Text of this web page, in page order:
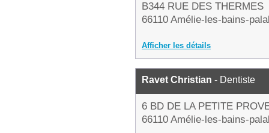
B344 RUE DES THERMES
66110 Amélie-les-bains-
Afficher les détails
Ravet Christian - Dentiste
6 BD DE LA PETITE
66110 Amélie-les-bains-